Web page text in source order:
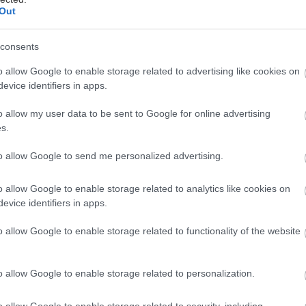
allow Google to enable storage related to advertising like cookies on
identifiers in apps.
allow my user data to be sent to Google for online advertising
allow Google to send me personalized advertising.
allow Google to enable storage related to analytics like cookies on
identifiers in apps.
allow Google to enable storage related to functionality of the website
allow Google to enable storage related to personalization.
nápadov, ktorými by bolo škoda
námety na zveľadenie záhrady či rady
sa pri stavbe domu.
nájdete:
2018
i tvarov. Návrat ku koreňom, k
Mierna nedbalosť ako prejav